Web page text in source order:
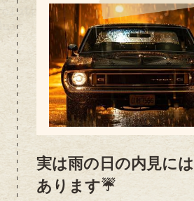
実は雨の日の内見に
あります☔